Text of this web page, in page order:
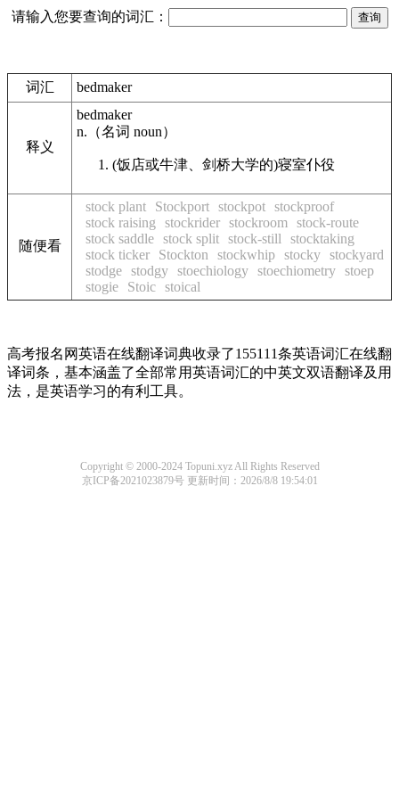
请输入您要查询的词汇：
词汇 bedmaker
释义
bedmaker
n. （名词 noun）
(饭店或牛津、剑桥大学的)寝室仆役
随便看
stock plant Stockport stockpot stockproof
stock raising
stockrider stockroom
stock-route
stock saddle stock split stock-still
stocktaking
stock ticker
Stockton stockwhip stocky stockyard
stodge stodgy stoechiology stoechiometry stoep
stogie
Stoic stoical
高考报名网英语在线翻译词典收录了155111条英语词汇在线翻
译词条，基本涵盖了全部常用英语词汇的中英文双语翻译及用
法，是英语学习的有利工具。
Copyright © 2000-2024 Topuni.xyz All Rights Reserved
京ICP备2021023879号更新时间：2026/8/8 19:54:01